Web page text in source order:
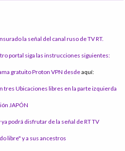
la señal del canal ruso de TV RT.
portal siga las instrucciones siguientes:
gratuito Proton VPN desdeaquí:
tres Ubicaciones libres en la parte izquierda
JAPÓN
ya podrá disfrutar de la señal de RT TV
libre" y a sus ancestros